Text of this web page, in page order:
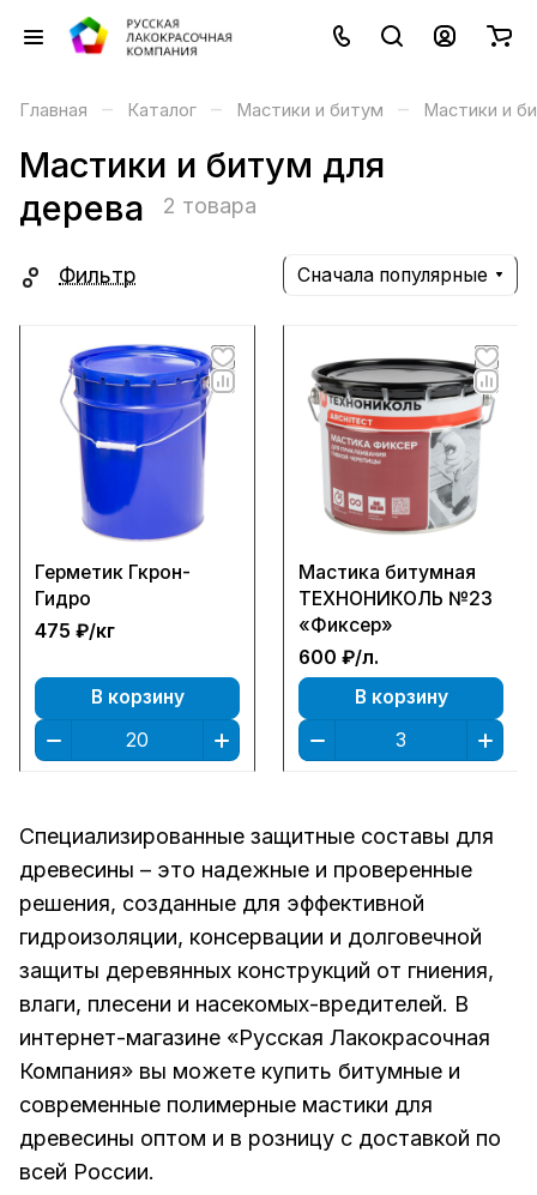
Главная – Каталог – Мастики и битум – Мастики и
Мастики и битум для
дерева
2 товара
Фильтр Сначала популярные
Герметик Гкрон-
Гидро
475 ₽/кг
В корзину
Мастика битумная
ТЕХНОНИКОЛЬ №23
«Фиксер»
600 ₽/л.
В корзину
Специализированные защитные составы для
древесины – это надежные и проверенные
решения, созданные для эффективной
гидроизоляции, консервации и долговечной
защиты деревянных конструкций от гниения,
влаги, плесени и насекомых-вредителей. В
интернет-магазине «Русская Лакокрасочная
Компания» вы можете купить битумные и
современные полимерные мастики для
древесины оптом и в розницу с доставкой по
всей России.